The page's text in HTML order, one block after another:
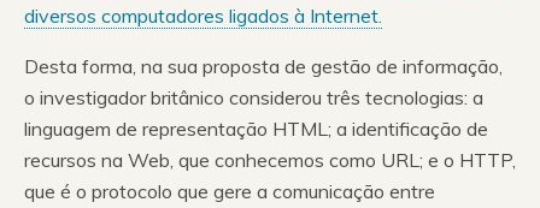
diversos computadores ligados à Internet.
Desta forma, na sua proposta de gestão de informação,
o investigador britânico considerou três tecnologias: a
linguagem de representação HTML; a identificação de
recursos na Web, que conhecemos como URL; e o HTTP,
que é o protocolo que gere a comunicação entre